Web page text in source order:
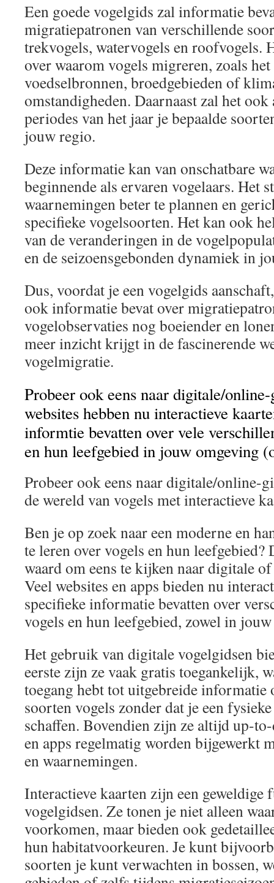
Een goede vogelgids zal informatie
migratiepatronen van verschillende
trekvogels, watervogels en roofvogels.
over waarom vogels migreren, zoals het
voedselbronnen, broedgebieden of
omstandigheden. Daarnaast zal het ook
periodes van het jaar je bepaalde
jouw regio.
Deze informatie kan van onschatbare
beginnende als ervaren vogelaars. Het
waarnemingen beter te plannen en
specifieke vogelsoorten. Het kan ook
van de veranderingen in de
en de seizoensgebonden dynamiek in
Dus, voordat je een vogelgids
ook informatie bevat over
vogelobservaties nog boeiender en
meer inzicht krijgt in de fascinerende
vogelmigratie.
Probeer ook eens naar digitale/
websites hebben nu interactieve
informtie bevatten over vele
en hun leefgebied in jouw omgeving
Probeer ook eens naar digitale/online-
de wereld van vogels met interactieve
Ben je op zoek naar een moderne en
te leren over vogels en hun leefgebied?
waard om eens te kijken naar digitale
Veel websites en apps bieden nu
specifieke informatie bevatten over
vogels en hun leefgebied, zowel in
Het gebruik van digitale vogelgidsen
eerste zijn ze vaak gratis toegankelijk,
toegang hebt tot uitgebreide informatie
soorten vogels zonder dat je een
schaffen. Bovendien zijn ze altijd up-
en apps regelmatig worden bijgewerkt
en waarnemingen.
Interactieve kaarten zijn een geweldige
vogelgidsen. Ze tonen je niet alleen
voorkomen, maar bieden ook
hun habitatvoorkeuren. Je kunt
soorten je kunt verwachten in bossen,